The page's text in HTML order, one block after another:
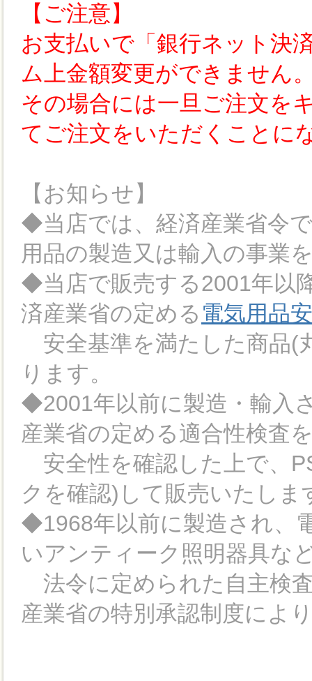
【ご注意】
お支払いで「銀行ネット決
ム上金額変更ができません
その場合には一旦ご注文を
てご注文をいただくことに
【お知らせ】
◆当店では、経済産業省令
用品の製造又は輸入の事業
◆当店で販売する2001年以
済産業省の定める 電気用品
安全基準を満たした商品(
ります。
◆2001年以前に製造・輸入
産業省の定める適合性検査
安全性を確認した上で、
クを確認)して販売いたしま
◆1968年以前に製造され、
いアンティーク照明器具な
法令に定められた自主検
産業省の特別承認制度によ